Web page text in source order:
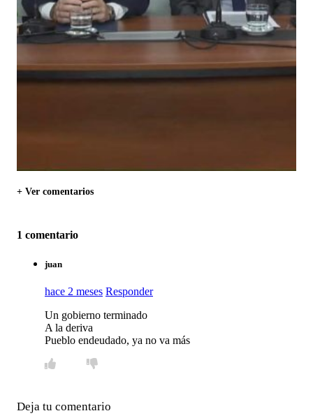
+ Ver comentarios
1 comentario
juan
hace 2 meses Responder
Un gobierno terminado
A la deriva
Pueblo endeudado, ya no va más
Deja tu comentario